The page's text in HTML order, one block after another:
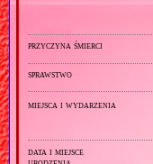
przyczyna śmierci
sprawstwo
miejsca i wydarzenia
data i miejsce